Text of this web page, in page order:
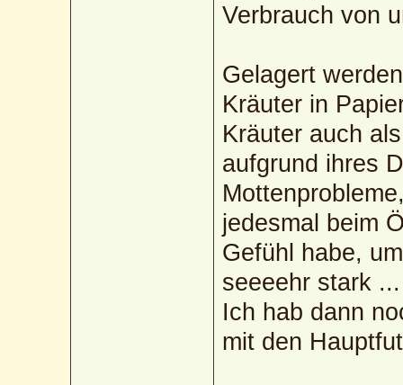
Verbrauch von
Gelagert
Kräuter in
Kräuter auch
aufgrund ihres
jedesmal beim
Gefühl habe,
seeeehr stark
Ich hab dann
mit den